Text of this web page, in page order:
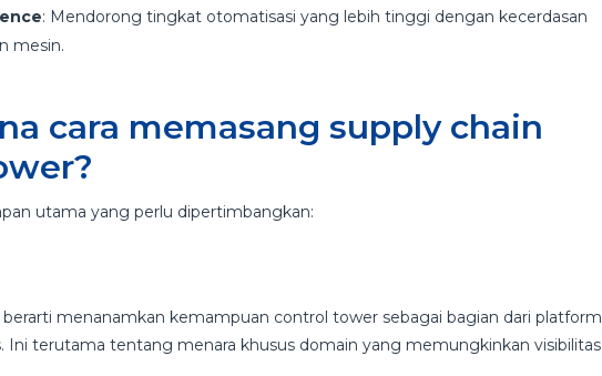
: Mendorong tingkat otomatisasi yang lebih tinggi dengan kecerdasan
mesin.
cara memasang supply chain
utama yang perlu dipertimbangkan:
menanamkan kemampuan control tower sebagai bagian dari platform
Ini terutama tentang menara khusus domain yang memungkinkan visibilitas